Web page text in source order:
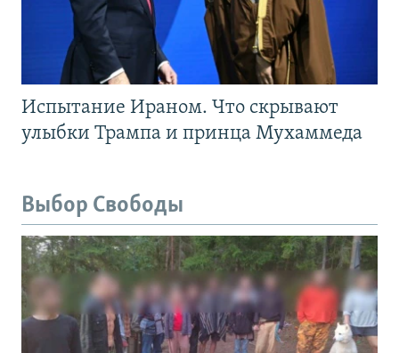
Испытание Ираном. Что скрывают
улыбки Трампа и принца Мухаммеда
Выбор Свободы